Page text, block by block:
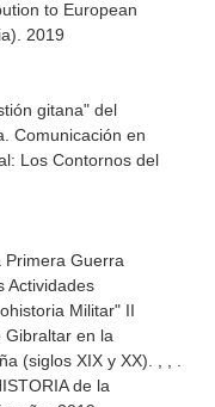
to European
2019
gitana" del
Comunicación en
Los Contornos del
Guerra
Actividades
Militar" II
Gibraltar en la
(siglos XIX y XX). , , .
de la